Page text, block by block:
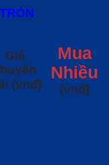
Giá
(vnđ)
Mua
Nhiều
(vnđ)